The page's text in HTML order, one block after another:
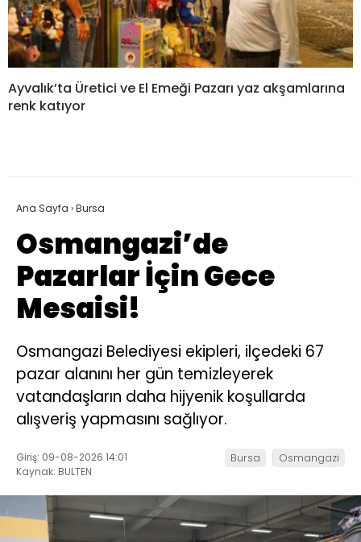
Ayvalık’ta Üretici ve El Emeği Pazarı yaz akşamlarına
renk katıyor
Ana Sayfa ›Bursa
Osmangazi’de
Pazarlar İçin Gece
Mesaisi!
Osmangazi Belediyesi ekipleri, ilçedeki 67
pazar alanını her gün temizleyerek
vatandaşların daha hijyenik koşullarda
alışveriş yapmasını sağlıyor.
Giriş: 09-08-2026 14:01
Kaynak: BULTEN
Bursa Osmangazi